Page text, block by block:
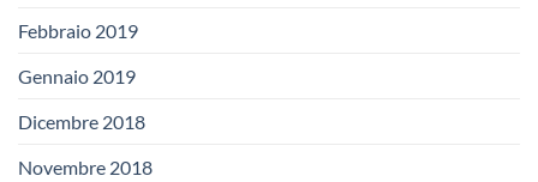
Febbraio 2019
Gennaio 2019
Dicembre 2018
Novembre 2018